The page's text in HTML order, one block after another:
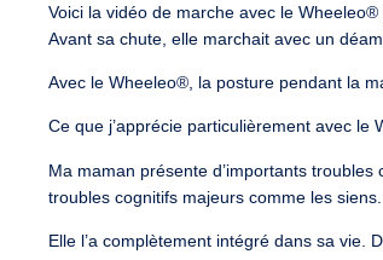
Voici la vidéo de marche avec le Wheeleo®
Avant sa chute, elle marchait avec un
Avec le Wheeleo®, la posture pendant la
Ce que j’apprécie particulièrement avec le
Ma maman présente d’importants
troubles cognitifs majeurs comme les siens.
Elle l’a complètement intégré dans sa vie.